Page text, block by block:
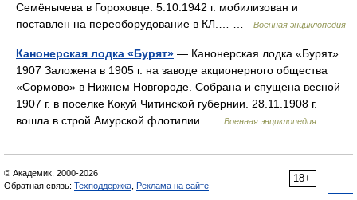
Семёнычева в Гороховце. 5.10.1942 г. мобилизован и
поставлен на переоборудование в КЛ.… …
Военная энциклопедия
Канонерская лодка «Бурят» — Канонерская лодка «Бурят»
1907 Заложена в 1905 г. на заводе акционерного общества
«Сормово» в Нижнем Новгороде. Собрана и спущена весной
1907 г. в поселке Кокуй Читинской губернии. 28.11.1908 г.
вошла в строй Амурской флотилии …
Военная энциклопедия
18+
© Академик, 2000-2026
Обратная связь: Техподдержка Реклама на сайте